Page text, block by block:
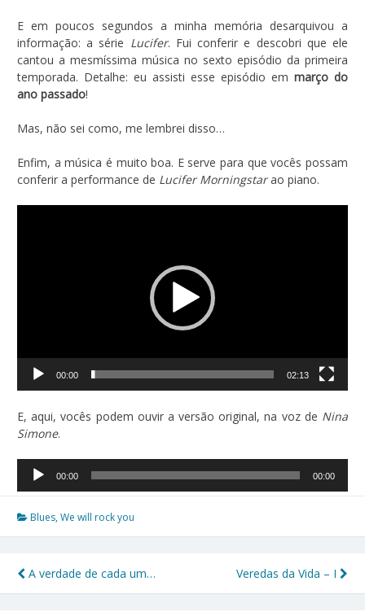
E em poucos segundos a minha memória desarquivou a
informação: a série Lucifer. Fui conferir e descobri que ele
cantou a mesmíssima música no sexto episódio da primeira
temporada. Detalhe: eu assisti esse episódio em março do
ano passado!
Mas, não sei como, me lembrei disso…
Enfim, a música é muito boa. E serve para que vocês possam
conferir a performance de Lucifer Morningstarao piano.
00:00 02:13
E, aqui, vocês podem ouvir a versão original, na voz de Nina
Simone.
Tocador
00:00 00:00
Blues,We will rock you
Navegação
A verdade de cada um… Veredas da Vida – I